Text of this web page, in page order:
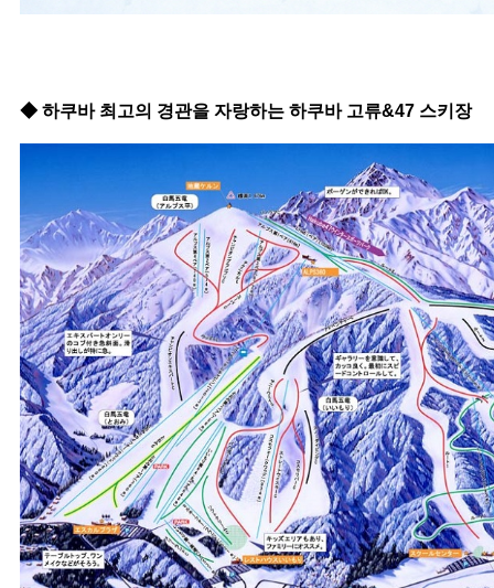
◆ 하쿠바 최고의 경관을 자랑하는 하쿠바 고류&47 스키장